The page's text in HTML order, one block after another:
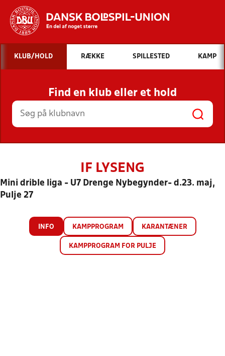
Hvad vil du søge efter?
INDHOLD OG NYHEDER
STILLINGER, RESULTATER, KLUBBER OG
HOLD
KLUB/HOLD RÆKKE SPILLESTED KAMP
Find en klub eller et hold
IF LYSENG
Mini drible liga - U7 Drenge Nybegynder- d.23. maj,
Pulje 27
INFO KAMPPROGRAM KARANTÆNER
KAMPPROGRAM FOR PULJE